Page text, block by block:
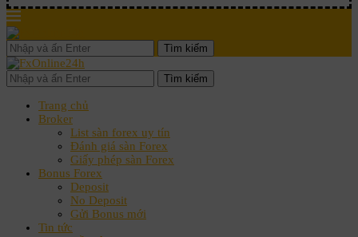
Tìm kiếm
Tìm kiếm
Trang chủ
Broker
List sàn forex uy tín
Đánh giá sàn Forex
Giấy phép sàn Forex
Bonus Forex
Deposit
No Deposit
Gửi Bonus mới
Tin tức